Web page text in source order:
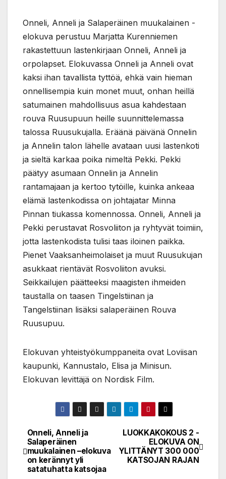
Onneli, Anneli ja Salaperäinen muukalainen -
elokuva perustuu Marjatta Kurenniemen
rakastettuun lastenkirjaan Onneli, Anneli ja
orpolapset. Elokuvassa Onneli ja Anneli ovat
kaksi ihan tavallista tyttöä, ehkä vain hieman
onnellisempia kuin monet muut, onhan heillä
satumainen mahdollisuus asua kahdestaan
rouva Ruusupuun heille suunnittelemassa
talossa Ruusukujalla. Eräänä päivänä Onnelin
ja Annelin talon lähelle avataan uusi lastenkoti
ja sieltä karkaa poika nimeltä Pekki. Pekki
päätyy asumaan Onnelin ja Annelin
rantamajaan ja kertoo tytöille, kuinka ankeaa
elämä lastenkodissa on johtajatar Minna
Pinnan tiukassa komennossa. Onneli, Anneli ja
Pekki perustavat Rosvoliiton ja ryhtyvät toimiin,
jotta lastenkodista tulisi taas iloinen paikka.
Pienet Vaaksanheimolaiset ja muut Ruusukujan
asukkaat rientävät Rosvoliiton avuksi.
Seikkailujen päätteeksi maagisten ihmeiden
taustalla on taasen Tingelstiinan ja
Tangelstiinan lisäksi salaperäinen Rouva
Ruusupuu.
Elokuvan yhteistyökumppaneita ovat Loviisan
kaupunki, Kannustalo, Elisa ja Minisun.
Elokuvan levittäjä on Nordisk Film.
Post
navigation
LUOKKAKOKOUS 2 -
ELOKUVA ON
YLITTÄNYT 300 000
KATSOJAN RAJAN
Onneli, Anneli ja
Salaperäinen
muukalainen –elokuva
on kerännyt yli
satatuhatta katsojaa